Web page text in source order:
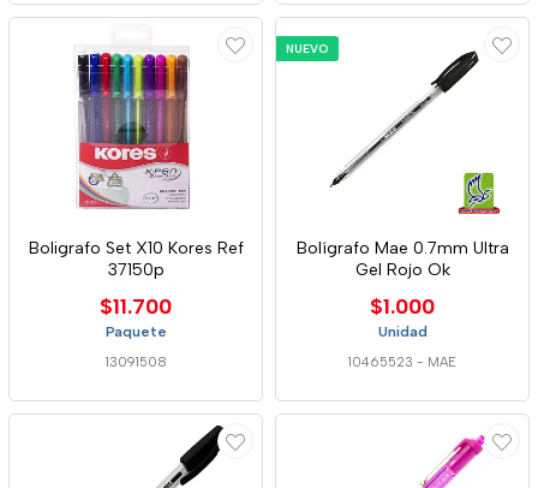
Boligrafo Set X10 Kores Ref
37150p
$11.700
Paquete
13091508
NUEVO
Bolígrafo Mae 0.7mm Ultra
Gel Rojo Ok
$1.000
Unidad
10465523 - MAE